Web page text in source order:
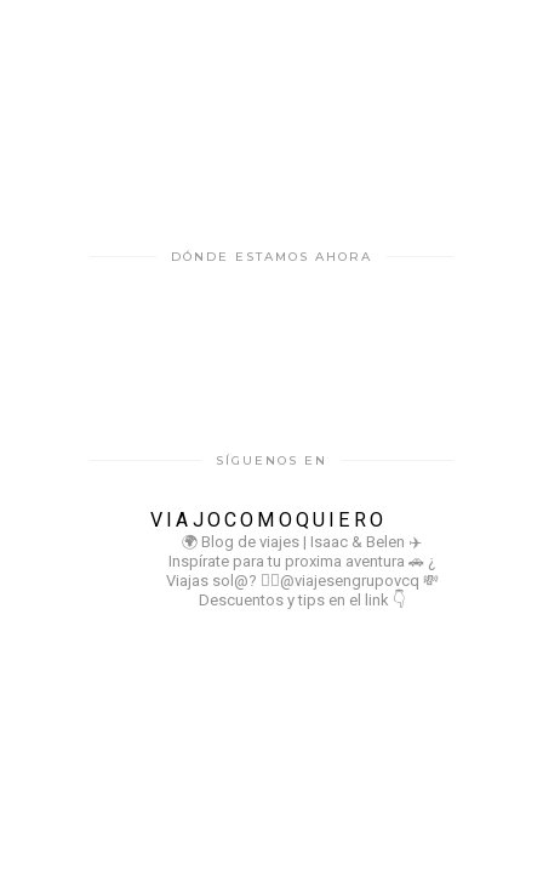
DÓNDE ESTAMOS AHORA
SÍGUENOS EN
VIAJOCOMOQUIERO
🌍 Blog de viajes | Isaac & Belen ✈️
Inspírate para tu proxima aventura 🚗 ¿
Viajas sol@? 👉🏻@viajesengrupovcq 💸
Descuentos y tips en el link 👇